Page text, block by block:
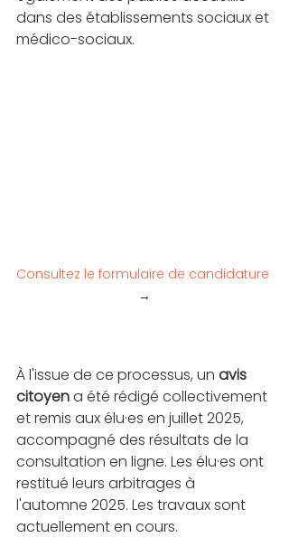
dans des établissements sociaux et
médico-sociaux.
Consultez le formulaire de candidature
→
À l'issue de ce processus, un avis
citoyen a été rédigé collectivement
et remis aux élu·es en juillet 2025,
accompagné des résultats de la
consultation en ligne. Les élu·es ont
restitué leurs arbitrages à
l'automne 2025. Les travaux sont
actuellement en cours.